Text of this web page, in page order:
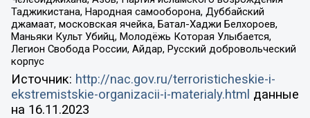
Таджикистана, Народная самооборона, Дуббайский
джамаат, московская ячейка, Батал-Хаджи Белхороев,
Маньяки Культ Убийц, Молодёжь Которая Улыбается,
Легион Свобода России, Айдар, Русский добровольческий
корпус
Источник: http://nac.gov.ru/terroristicheskie-i-
ekstremistskie-organizacii-i-materialy.html данные
на 16.11.2023